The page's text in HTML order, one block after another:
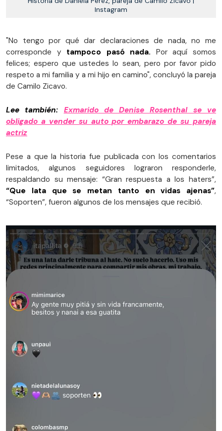
Instagram
"No tengo por qué dar declaraciones de nada, no me
corresponde y tampoco pasó nada. Por aquí somos
felices; espero que ustedes lo sean, pero por favor pido
respeto a mi familia y a mi hijo en camino", concluyó la pareja
de Camilo Zicavo.
Lee también: Exmarido de Denise Rosenthal se ve
obligado a vender su auto por embarazo de su pareja
actriz
Pese a que la historia fue publicada con los comentarios
limitados, algunos seguidores lograron responderle,
respaldando su mensaje: “Gran respuesta a los haters”,
“Que lata que se metan tanto en vidas ajenas”,
“Soporten”, fueron algunos de los mensajes que recibió.